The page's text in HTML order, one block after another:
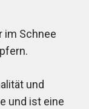
im Schnee
und
und ist eine